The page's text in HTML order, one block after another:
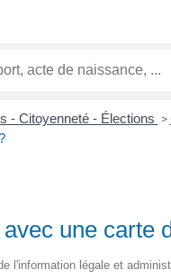
- Citoyenneté - Élections >
une carte
l'information légale et